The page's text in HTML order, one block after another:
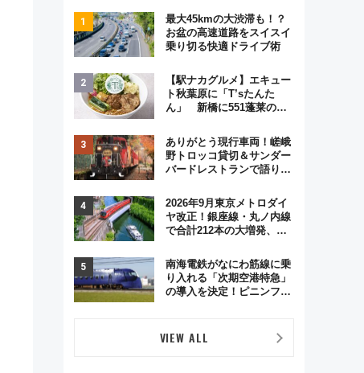
最大45kmの大渋滞も！？
お盆の高速道路をスイスイ
乗り切る快適ドライブ術
【駅ナカグルメ】エキュー
ト秋葉原に「T’sたんた
ん」 新橋に551蓬莱の
オムライス専門店「肉とた
まご」新グルメ続々登場！
【2026年8月】
ありがとう現行車両！嵯峨
野トロッコ貸切＆サンダー
バードレストランで語り合
原トシヒロと行く！9月13
日「京都の鉄道満喫ツア
ー」開催
2026年9月東京メトロダイ
ヤ改正！銀座線・丸ノ内線
で合計212本の大増発、混
南海電鉄がなにわ筋線に乗
り入れる「次期空港特急」
の導入を決定！ピニンファ
VIEW ALL